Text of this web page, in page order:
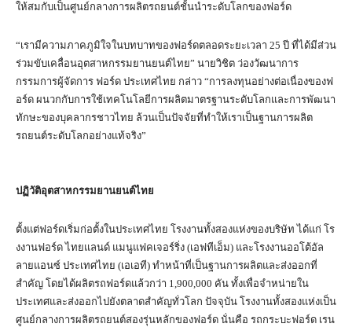
ให้สมกับเป็นศูนย์กลางการผลิตรถยนต์ชั้นนำระดับโลกของฟอร์ด
“เรามีความภาคภูมิใจในบทบาทของฟอร์ดตลอดระยะเวลา 25 ปี ที่ได้มีส่วน
ร่วมขับเคลื่อนอุตสาหกรรมยานยนต์ไทย” นายวิชิต ว่องวัฒนาการ
กรรมการผู้จัดการ ฟอร์ด ประเทศไทย กล่าว “การลงทุนอย่างต่อเนื่องของฟ
อร์ด ผนวกกับการใช้เทคโนโลยีการผลิตมาตรฐานระดับโลกและการพัฒนา
ทักษะของบุคลากรชาวไทย ล้วนเป็นปัจจัยที่ทำให้เราเป็นฐานการผลิต
รถยนต์ระดับโลกอย่างแท้จริง”
ปฏิวัติอุตสาหกรรมยานยนต์ไทย
ตั้งแต่ฟอร์ดเริ่มก่อตั้งในประเทศไทย โรงงานทั้งสองแห่งของบริษัท ได้แก่ โร
งงานฟอร์ด ไทยแลนด์ แมนูแฟคเจอร์ริ่ง (เอฟทีเอ็ม) และโรงงานออโต้อัล
ลายแอนซ์ ประเทศไทย (เอเอที) ทำหน้าที่เป็นฐานการผลิตและส่งออกที่
สำคัญ โดยได้ผลิตรถฟอร์ดแล้วกว่า 1,900,000 คัน ทั้งเพื่อจำหน่ายใน
ประเทศและส่งออกไปยังตลาดสำคัญทั่วโลก ปัจจุบัน โรงงานทั้งสองแห่งเป็น
ศูนย์กลางการผลิตรถยนต์สองรุ่นหลักของฟอร์ด นั่นคือ รถกระบะฟอร์ด เรน